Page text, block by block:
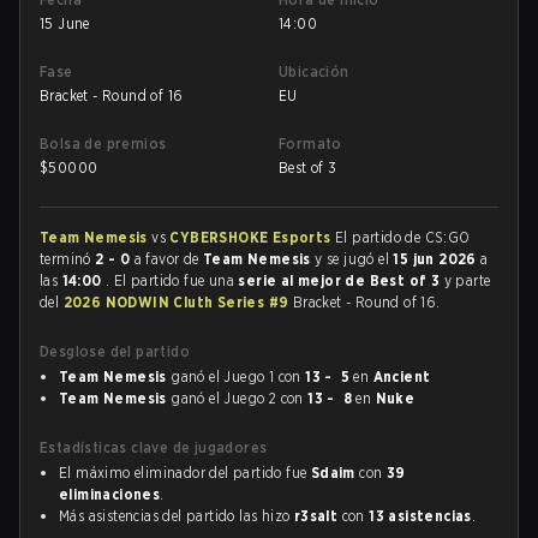
15 June
14:00
Fase
Bracket - Round of 16
Ubicación
EU
Bolsa de premios
$50000
Formato
Best of 3
Team Nemesisvs CYBERSHOKE Esports El partido de CS:GO
terminó 2 - 0 a favor de Team Nemesisy se jugó el15 jun 2026a
las 14:00 . El partido fue una serie al mejor de Best of 3 y parte
del 2026 NODWIN Cluth Series #9 Bracket - Round of 16.
Desglose del partido
Team Nemesis ganó el Juego 1 con13 - 5 en Ancient
Team Nemesis ganó el Juego 2 con13 - 8 en Nuke
Estadísticas clave de jugadores
El máximo eliminador del partido fue Sdaim con 39
eliminaciones.
Más asistencias del partido las hizo r3salt con13 asistencias.